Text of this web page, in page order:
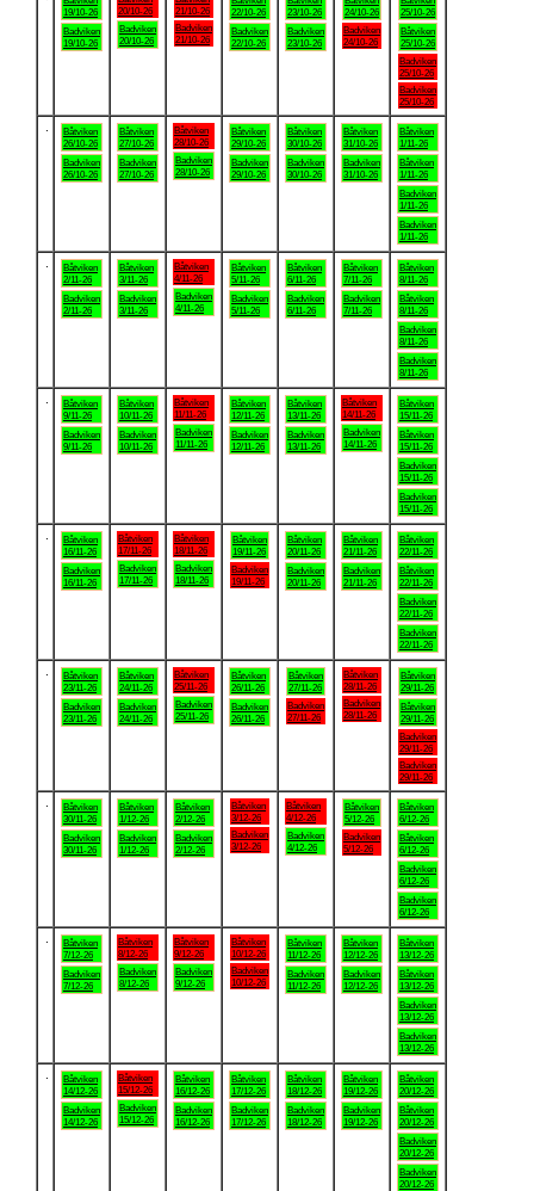
19/10-26
Badviken
19/10-26
20/10-26
Badviken
20/10-26
21/10-26
Badviken
21/10-26
22/10-26
Badviken
22/10-26
23/10-26
Badviken
23/10-26
24/10-26
Badviken
24/10-26
25/10-26
Båtviken
25/10-26
Badviken
25/10-26
Badviken
25/10-26
Båtviken
26/10-26
Badviken
26/10-26
Båtviken
27/10-26
Badviken
27/10-26
Båtviken
28/10-26
Badviken
28/10-26
Båtviken
29/10-26
Badviken
29/10-26
Båtviken
30/10-26
Badviken
30/10-26
Båtviken
31/10-26
Badviken
31/10-26
Båtviken
1/11-26
Båtviken
1/11-26
Badviken
1/11-26
Badviken
1/11-26
Båtviken
2/11-26
Badviken
2/11-26
Båtviken
3/11-26
Badviken
3/11-26
Båtviken
4/11-26
Badviken
4/11-26
Båtviken
5/11-26
Badviken
5/11-26
Båtviken
6/11-26
Badviken
6/11-26
Båtviken
7/11-26
Badviken
7/11-26
Båtviken
8/11-26
Båtviken
8/11-26
Badviken
8/11-26
Badviken
8/11-26
Båtviken
9/11-26
Badviken
9/11-26
Båtviken
10/11-26
Badviken
10/11-26
Båtviken
11/11-26
Badviken
11/11-26
Båtviken
12/11-26
Badviken
12/11-26
Båtviken
13/11-26
Badviken
13/11-26
Båtviken
14/11-26
Badviken
14/11-26
Båtviken
15/11-26
Båtviken
15/11-26
Badviken
15/11-26
Badviken
15/11-26
Båtviken
16/11-26
Badviken
16/11-26
Båtviken
17/11-26
Badviken
17/11-26
Båtviken
18/11-26
Badviken
18/11-26
Båtviken
19/11-26
Badviken
19/11-26
Båtviken
20/11-26
Badviken
20/11-26
Båtviken
21/11-26
Badviken
21/11-26
Båtviken
22/11-26
Båtviken
22/11-26
Badviken
22/11-26
Badviken
22/11-26
Båtviken
23/11-26
Badviken
23/11-26
Båtviken
24/11-26
Badviken
24/11-26
Båtviken
25/11-26
Badviken
25/11-26
Båtviken
26/11-26
Badviken
26/11-26
Båtviken
27/11-26
Badviken
27/11-26
Båtviken
28/11-26
Badviken
28/11-26
Båtviken
29/11-26
Båtviken
29/11-26
Badviken
29/11-26
Badviken
29/11-26
Båtviken
30/11-26
Badviken
30/11-26
Båtviken
1/12-26
Badviken
1/12-26
Båtviken
2/12-26
Badviken
2/12-26
Båtviken
3/12-26
Badviken
3/12-26
Båtviken
4/12-26
Badviken
4/12-26
Båtviken
5/12-26
Badviken
5/12-26
Båtviken
6/12-26
Båtviken
6/12-26
Badviken
6/12-26
Badviken
6/12-26
Båtviken
7/12-26
Badviken
7/12-26
Båtviken
8/12-26
Badviken
8/12-26
Båtviken
9/12-26
Badviken
9/12-26
Båtviken
10/12-26
Badviken
10/12-26
Båtviken
11/12-26
Badviken
11/12-26
Båtviken
12/12-26
Badviken
12/12-26
Båtviken
13/12-26
Båtviken
13/12-26
Badviken
13/12-26
Badviken
13/12-26
Båtviken
14/12-26
Badviken
14/12-26
Båtviken
15/12-26
Badviken
15/12-26
Båtviken
16/12-26
Badviken
16/12-26
Båtviken
17/12-26
Badviken
17/12-26
Båtviken
18/12-26
Badviken
18/12-26
Båtviken
19/12-26
Badviken
19/12-26
Båtviken
20/12-26
Båtviken
20/12-26
Badviken
20/12-26
Badviken
20/12-26